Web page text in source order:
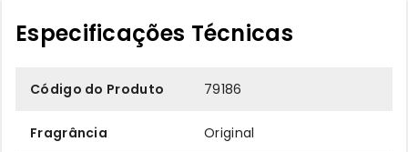
Especificações Técnicas
Código do Produto 79186
Fragrância Original